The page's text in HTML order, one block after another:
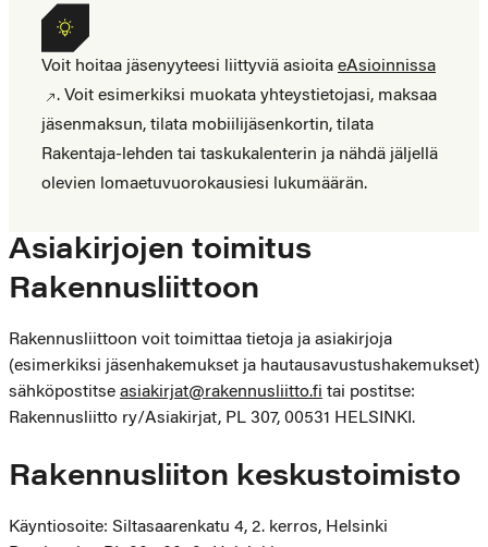
Asiointi
eAsioinnissa
Voit hoitaa jäsenyyteesi liittyviä asioita eAsioinnissa
. Voit esimerkiksi muokata yhteystietojasi, maksaa
jäsenmaksun, tilata mobiilijäsenkortin, tilata
Rakentaja-lehden tai taskukalenterin ja nähdä jäljellä
olevien lomaetuvuorokausiesi lukumäärän.
Asiakirjojen toimitus
Rakennusliittoon
Rakennusliittoon voit toimittaa tietoja ja asiakirjoja
(esimerkiksi jäsenhakemukset ja hautausavustushakemukset)
sähköpostitse asiakirjat@rakennusliitto.fi tai postitse:
Rakennusliitto ry/Asiakirjat, PL 307, 00531 HELSINKI.
Rakennusliiton keskustoimisto
Käyntiosoite: Siltasaarenkatu 4, 2. kerros, Helsinki